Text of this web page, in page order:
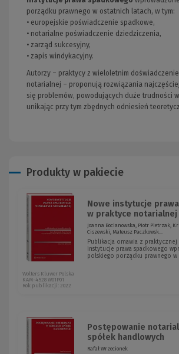
porządku prawnego w ostatnich latach, w tym:
• europejskie poświadczenie spadkowe,
• notarialne poświadczenie dziedziczenia,
• zarząd sukcesyjny,
• zapis windykacyjny.
Autorzy – praktycy z wieloletnim
notarialnej – proponują rozwiązania
się problemów, powodujących duże trudności
unikając przy tym zbędnych odniesień
Produkty w pakiecie
Nowe instytucje
w praktyce notarialnej
Joanna Bocianowska, Piotr Pietrzak,
Ciszewski, Mateusz Paczkowsk...
Publikacja omawia z
instytucje prawa spadkowego
polskiego porządku prawnego
Wolters Kluwer Polska
KAM-4528 W01P01
Rok publikacji: 2022
Postępowanie
spółek handlowych
Rafał Wrzecionek